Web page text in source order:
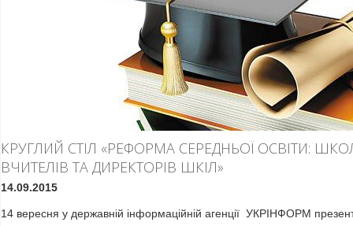
КРУГЛИЙ СТІЛ «РЕФОРМА СЕРЕДНЬОЇ ОСВІТИ:
ВЧИТЕЛІВ ТА ДИРЕКТОРІВ ШКІЛ»
14.09.2015
14 вересня у державній інформаційній агенції УКРІНФОРМ